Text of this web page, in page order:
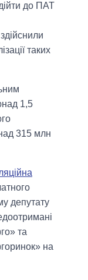
до ПАТ
таких
1,5
315 млн
депутату
та
на